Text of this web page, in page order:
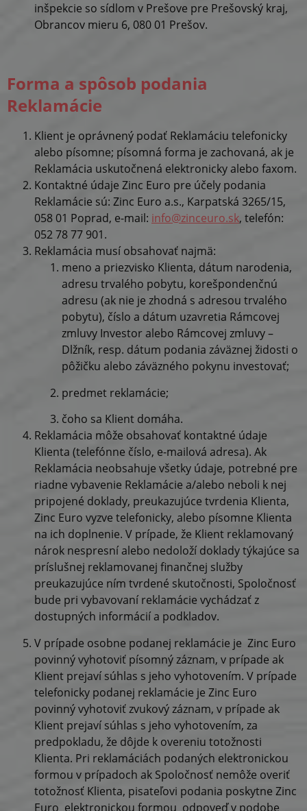
inšpekcie so sídlom v Prešove pre Prešovský kraj,
Obrancov mieru 6, 080 01 Prešov.
Forma a spôsob podania
Reklamácie
Klient je oprávnený podať Reklamáciu telefonicky
alebo písomne; písomná forma je zachovaná, ak je
Reklamácia uskutočnená elektronicky alebo faxom.
Kontaktné údaje Zinc Euro pre účely podania
Reklamácie sú: Zinc Euro a.s., Karpatská 3265/15,
058 01 Poprad, e-mail: info@zinceuro.sk, telefón:
052 78 77 901.
Reklamácia musí obsahovať najmä:
meno a priezvisko Klienta, dátum narodenia,
adresu trvalého pobytu, korešpondenčnú
adresu (ak nie je zhodná s adresou trvalého
pobytu), číslo a dátum uzavretia Rámcovej
zmluvy Investor alebo Rámcovej zmluvy –
Dlžník, resp. dátum podania záväznej židosti o
pôžičku alebo záväzného pokynu investovať;
predmet reklamácie;
čoho sa Klient domáha.
Reklamácia môže obsahovať kontaktné údaje
Klienta (telefónne číslo, e-mailová adresa). Ak
Reklamácia neobsahuje všetky údaje, potrebné pre
riadne vybavenie Reklamácie a/alebo neboli k nej
pripojené doklady, preukazujúce tvrdenia Klienta,
Zinc Euro vyzve telefonicky, alebo písomne Klienta
na ich doplnenie. V prípade, že Klient reklamovaný
nárok nespresní alebo nedoloží doklady týkajúce sa
príslušnej reklamovanej finančnej služby
preukazujúce ním tvrdené skutočnosti, Spoločnosť
bude pri vybavovaní reklamácie vychádzať z
dostupných informácií a podkladov.
V prípade osobne podanej reklamácie je Zinc Euro
povinný vyhotoviť písomný záznam, v prípade ak
Klient prejaví súhlas s jeho vyhotovením. V prípade
telefonicky podanej reklamácie je Zinc Euro
povinný vyhotoviť zvukový záznam, v prípade ak
Klient prejaví súhlas s jeho vyhotovením, za
predpokladu, že dôjde k overeniu totožnosti
Klienta. Pri reklamáciách podaných elektronickou
formou v prípadoch ak Spoločnosť nemôže overiť
totožnosť Klienta, pisateľovi podania poskytne Zinc
Euro elektronickou formou odpoveď v podobe